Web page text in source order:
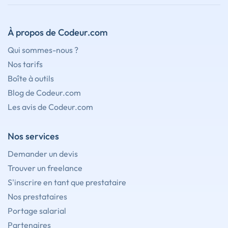
À propos de Codeur.com
Qui sommes-nous ?
Nos tarifs
Boîte à outils
Blog de Codeur.com
Les avis de Codeur.com
Nos services
Demander un devis
Trouver un freelance
S'inscrire en tant que prestataire
Nos prestataires
Portage salarial
Partenaires